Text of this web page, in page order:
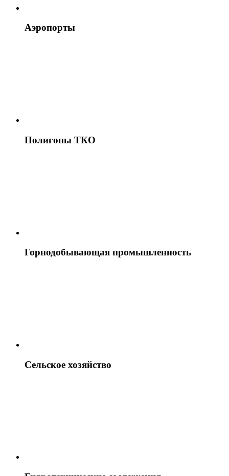
Аэропорты
Полигоны ТКО
Горнодобывающая промышленность
Сельское хозяйство